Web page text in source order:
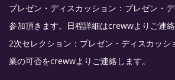
プレゼン・ディスカッション：プレゼン・
参加頂きます。日程詳細はcrewwよりご連絡
2次セレクション：プレゼン・ディスカッシ
業の可否をcrewwよりご連絡します。